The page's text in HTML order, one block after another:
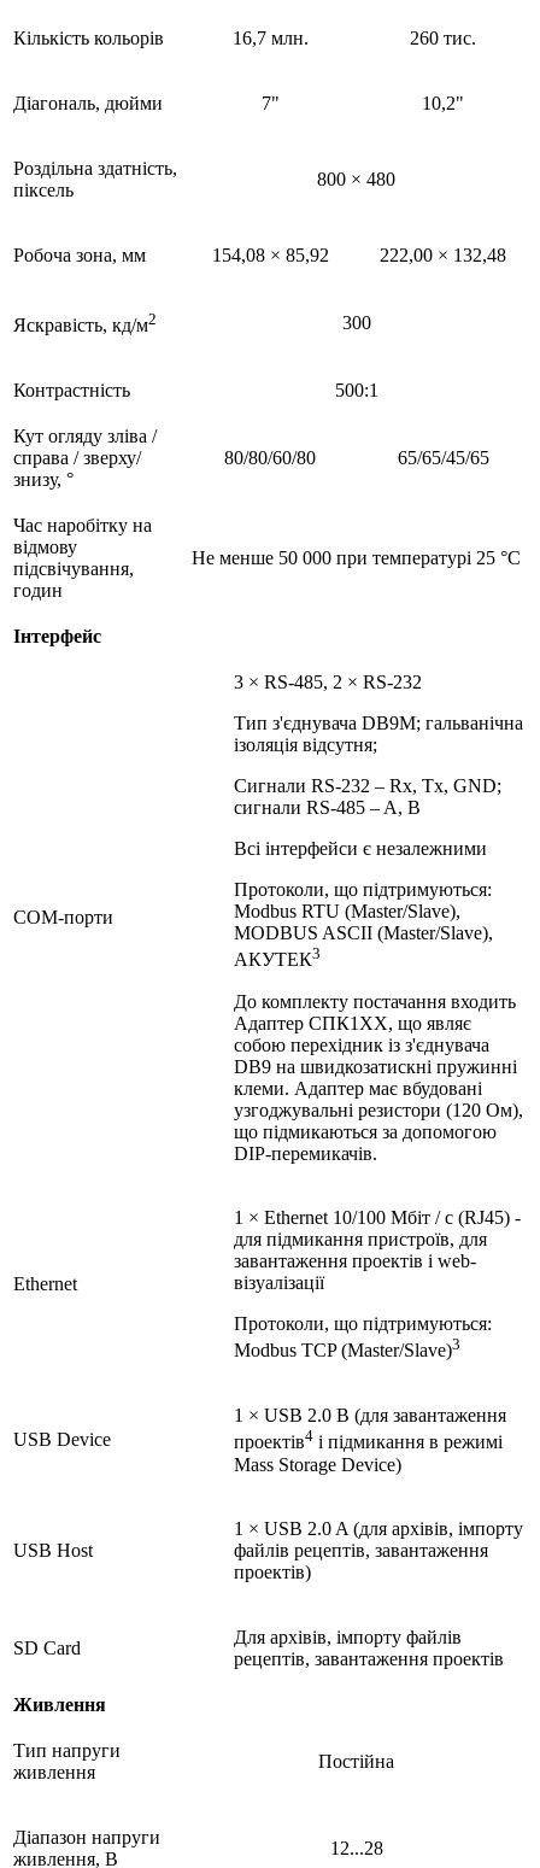
Кількість кольорів 16,7 млн. 260 тис.
Діагональ, дюйми 7" 10,2"
Роздільна здатність,
піксель
800 × 480
Робоча зона, мм 154,08 × 85,92 222,00 × 132,48
Яскравість, кд/м2 300
Контрастність 500:1
Кут огляду зліва /
справа / зверху/
знизу, °
80/80/60/80 65/65/45/65
Час наробітку на
відмову
підсвічування,
годин
Не менше 50 000 при температурі 25 °C
Інтерфейс
COM-порти
3 × RS-485, 2 × RS-232
Тип з'єднувача DB9M; гальванічна
ізоляція відсутня;
Сигнали RS-232 – Rx, Tx, GND;
сигнали RS-485 – A, B
Всі інтерфейси є незалежними
Протоколи, що підтримуються:
Modbus RTU (Master/Slave),
MODBUS ASCII (Master/Slave),
АКУТЕК3
До комплекту постачання входить
Адаптер СПК1ХХ, що являє
собою перехідник із з'єднувача
DB9 на швидкозатискні пружинні
клеми. Адаптер має вбудовані
узгоджувальні резистори (120 Ом),
що підмикаються за допомогою
DIP-перемикачів.
Ethernet
1 × Ethernet 10/100 Мбіт / c (RJ45) -
для підмикання пристроїв, для
завантаження проектів і web-
візуалізації
Протоколи, що підтримуються:
Modbus TCP (Master/Slave)3
USB Device
1 × USB 2.0 B (для завантаження
проектів4 і підмикання в режимі
Mass Storage Device)
USB Host
1 × USB 2.0 A (для архівів, імпорту
файлів рецептів, завантаження
проектів)
SD Card
Для архівів, імпорту файлів
рецептів, завантаження проектів
Живлення
Тип напруги
живлення
Постійна
Діапазон напруги
живлення, В
12...28